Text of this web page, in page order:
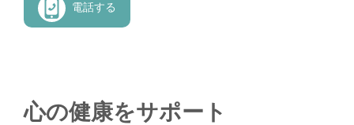
電話する
心の健康をサポート